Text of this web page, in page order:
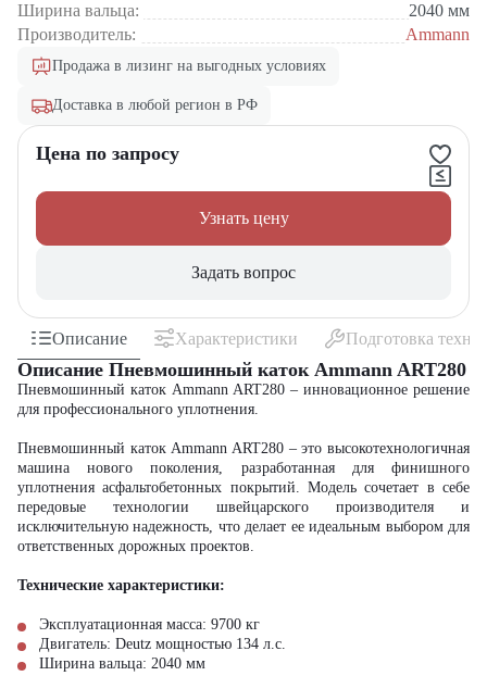
Ширина вальца:
2040 мм
Производитель:
Ammann
Продажа в лизинг на выгодных условиях
Доставка в любой регион в РФ
Цена по запросу
Узнать цену
Задать вопрос
Описание Характеристики Подготовка
Описание Пневмошинный каток Ammann ART280
Пневмошинный каток Ammann ART280 – инновационное решение
для профессионального уплотнения.
Пневмошинный каток Ammann ART280 – это высокотехнологичная
машина нового поколения, разработанная для финишного
уплотнения асфальтобетонных покрытий. Модель сочетает в себе
передовые технологии швейцарского производителя и
исключительную надежность, что делает ее идеальным выбором для
ответственных дорожных проектов.
Технические характеристики:
Эксплуатационная масса: 9700 кг
Двигатель: Deutz мощностью 134 л.с.
Ширина вальца: 2040 мм